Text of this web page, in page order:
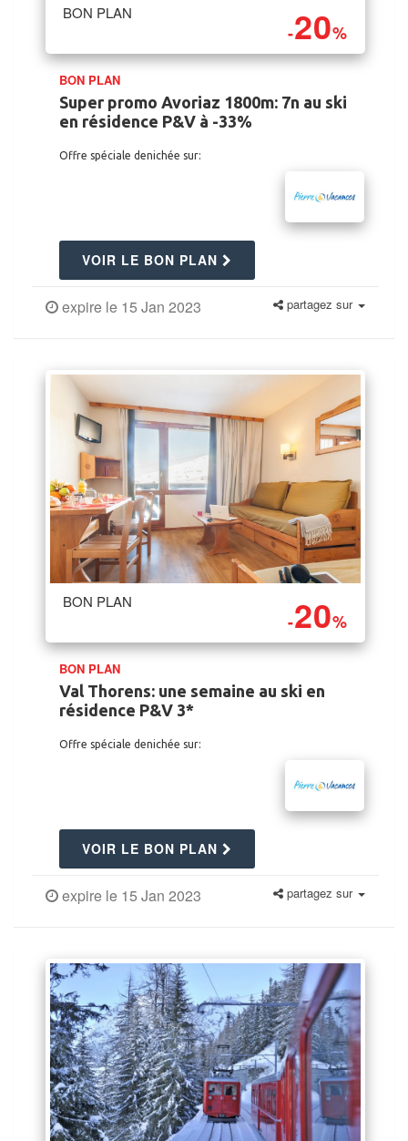
BON PLAN
-20%
BON PLAN
Super promo Avoriaz 1800m: 7n au ski
en résidence P&V à -33%
Offre spéciale denichée sur:
VOIR LE BON PLAN
expire le 15 Jan 2023 partagez sur
BON PLAN
-20%
BON PLAN
Val Thorens: une semaine au ski en
résidence P&V 3*
Offre spéciale denichée sur:
VOIR LE BON PLAN
expire le 15 Jan 2023 partagez sur